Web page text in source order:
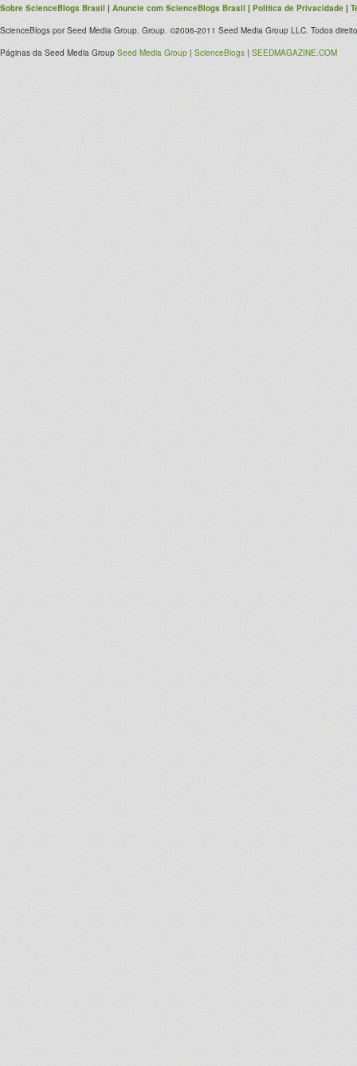
Sobre ScienceBlogs Brasil | Anuncie com ScienceBlogs Brasil | Política de Privacidade |
ScienceBlogs por Seed Media Group. Group. ©2006-2011 Seed Media Group LLC. Todos
Páginas da Seed Media Group Seed Media Group | ScienceBlogs | SEEDMAGAZINE.COM